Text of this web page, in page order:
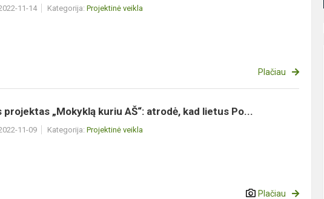
11-14 Kategorija: Projektinė veikla
Plačiau
projektas „Mokyklą kuriu AŠ“: atrodė, kad lietus Po...
11-09 Kategorija: Projektinė veikla
Plačiau